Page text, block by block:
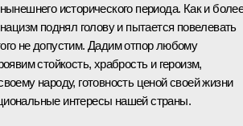
исторического периода. Как и
поднял голову и пытается повелевать
не допустим. Дадим отпор любому
стойкость, храбрость и героизм,
народу, готовность ценой своей жизни
интересы нашей страны.